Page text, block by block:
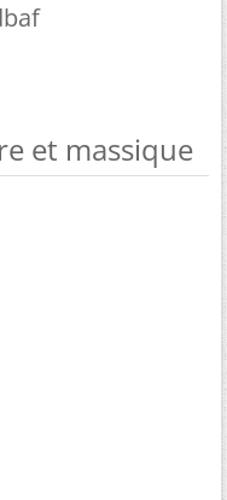
et massique